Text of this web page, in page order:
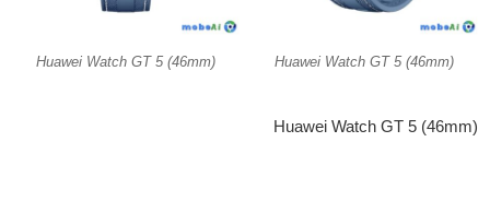
Huawei Watch GT 5 (46mm)
Huawei Watch GT 5 (46mm)
Huawei Watch GT 5 (46mm)